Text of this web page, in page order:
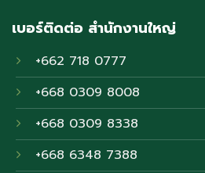
เบอร์ติดต่อ สำนักงานใหญ่
+662 718 0777
+668 0309 8008
+668 0309 8338
+668 6348 7388